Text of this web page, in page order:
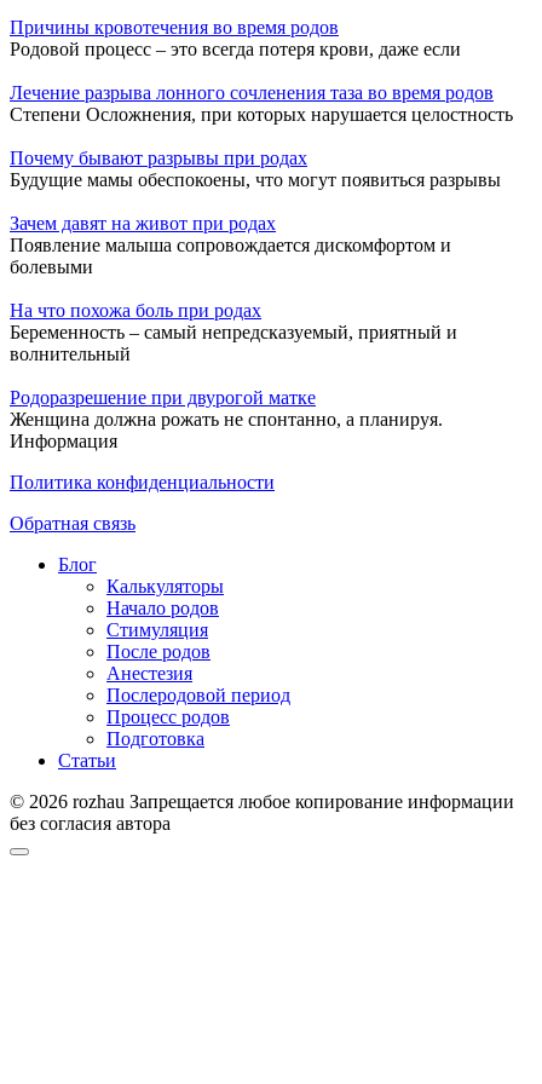
Причины кровотечения во время родов
Родовой процесс – это всегда потеря крови, даже если
Лечение разрыва лонного сочленения таза во время родов
Степени Осложнения, при которых нарушается целостность
Почему бывают разрывы при родах
Будущие мамы обеспокоены, что могут появиться разрывы
Зачем давят на живот при родах
Появление малыша сопровождается дискомфортом и
болевыми
На что похожа боль при родах
Беременность – самый непредсказуемый, приятный и
волнительный
Родоразрешение при двурогой матке
Женщина должна рожать не спонтанно, а планируя.
Информация
Политика конфиденциальности
Обратная связь
Блог
Калькуляторы
Начало родов
Стимуляция
После родов
Анестезия
Послеродовой период
Процесс родов
Подготовка
Статьи
© 2026 rozhau Запрещается любое копирование информации
без согласия автора